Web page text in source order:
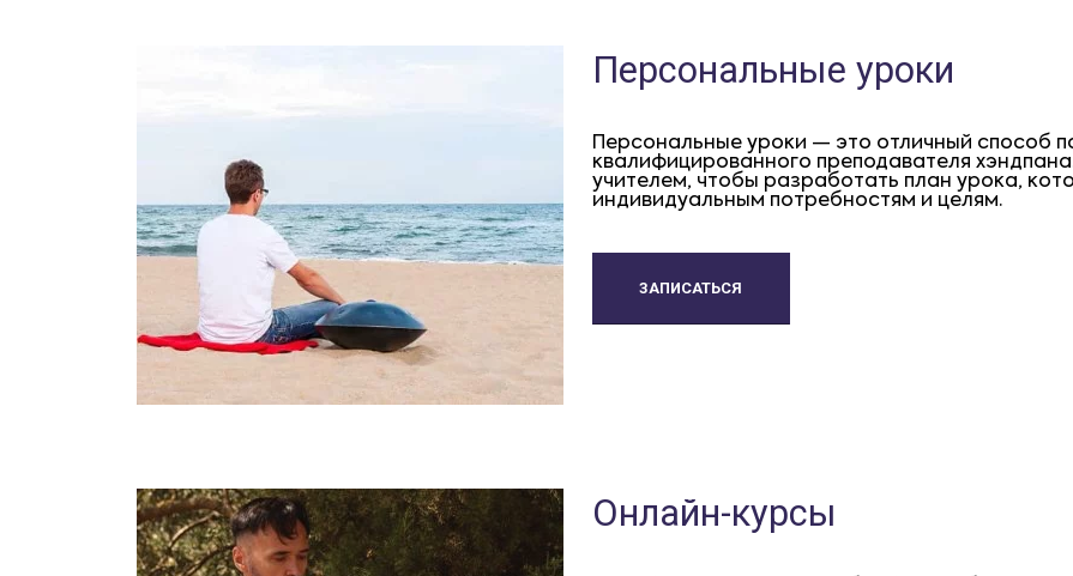
Персональные уроки
Персональные уроки — это отличный способ
квалифицированного преподавателя
учителем, чтобы разработать план урока,
индивидуальным потребностям и целям.
ЗАПИСАТЬСЯ
Онлайн-курсы